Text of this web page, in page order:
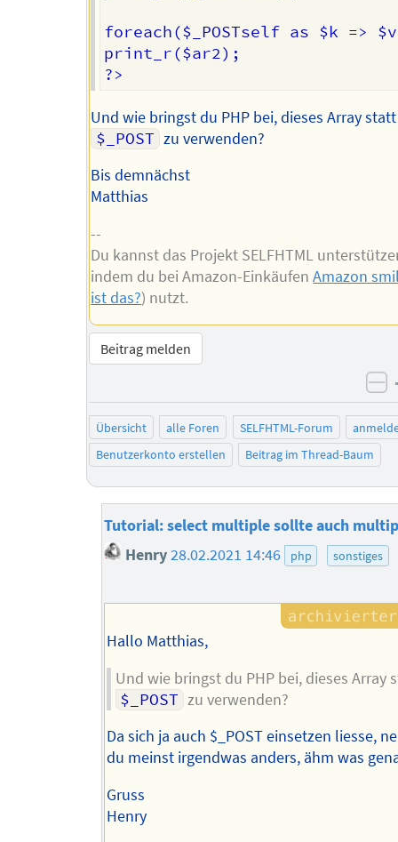
foreach($_POSTself as $k
print_r($ar2);
Und wie bringst du PHP bei, dieses Array statt
$_POST zu verwenden?
Bis demnächst
Matthias
--
Du kannst das Projekt SELFHTML
indem du bei Amazon-EinkäufenAmazon
ist das?) nutzt.
Beitrag melden
Übersicht alle Foren SELFHTML-Forum
Benutzerkonto erstellen
Beitrag im Thread-Baum
Tutorial: select multiple sollte auch
Henry28.02.2021 14:46 php sonstiges
Hallo Matthias,
Und wie bringst du PHP bei, dieses Array
$_POST zu verwenden?
Da sich ja auch $_POST einsetzen liesse,
du meinst irgendwas anders, ähm was
Gruss
Henry